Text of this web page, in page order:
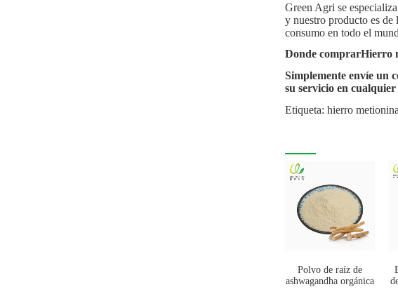
Green Agri se
y nuestro producto es de
consumo en todo el
Donde comprarHierro
Simplemente envíe un
su servicio en
Etiqueta: hierro metionina
Polvo de raíz de
ashwagandha orgánica